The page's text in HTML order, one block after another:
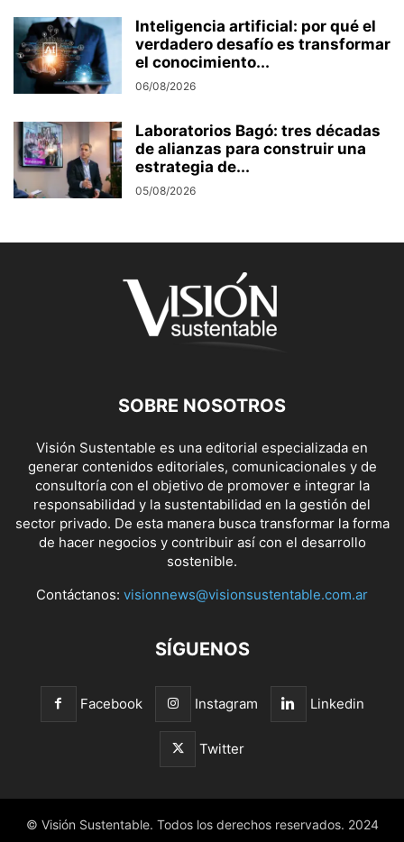
Inteligencia artificial: por qué el
verdadero desafío es transformar
el conocimiento...
06/08/2026
Laboratorios Bagó: tres décadas
de alianzas para construir una
estrategia de...
05/08/2026
SOBRE NOSOTROS
Visión Sustentable es una editorial especializada en
generar contenidos editoriales, comunicacionales y de
consultoría con el objetivo de promover e integrar la
responsabilidad y la sustentabilidad en la gestión del
sector privado. De esta manera busca transformar la forma
de hacer negocios y contribuir así con el desarrollo
sostenible.
Contáctanos: visionnews@visionsustentable.com.ar
SÍGUENOS
Facebook Instagram Linkedin
Twitter
© Visión Sustentable. Todos los derechos reservados. 2024